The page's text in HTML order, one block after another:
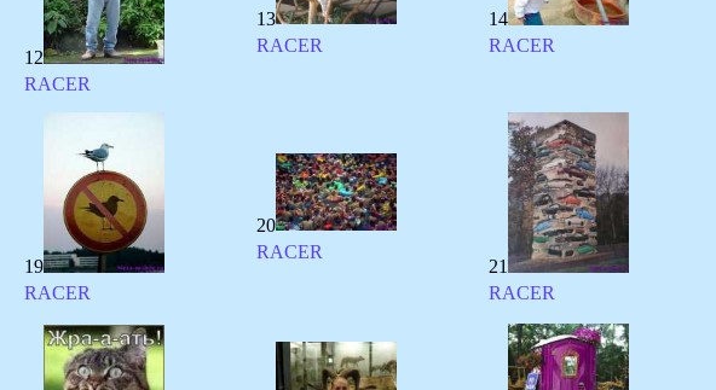
12
RACER
13
RACER
14
RACER
19
RACER
20
RACER
21
RACER